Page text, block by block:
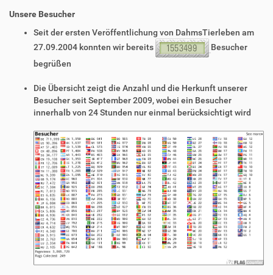
Unsere Besucher
Seit der ersten Veröffentlichung von DahmsTierleben am
27.09.2004 konnten wir bereits
Besucher
begrüßen
Die Übersicht zeigt die Anzahl und die Herkunft unserer
Besucher seit September 2009, wobei ein Besucher
innerhalb von 24 Stunden nur einmal berücksichtigt wird